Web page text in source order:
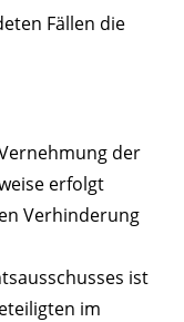
Fällen die
der
erfolgt
Verhinderung
ist
im